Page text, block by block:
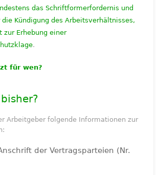
das Schriftformerfordernis und
Kündigung des Arbeitsverhältnisses,
zur Erhebung einer
.
für wen?
Arbeitgeber folgende Informationen zur
der Vertragsparteien (Nr.